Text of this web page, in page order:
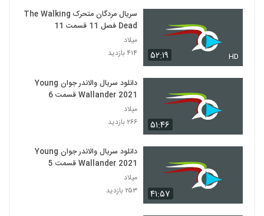
۵۲:۱۹ HD
سریال مردگان متحرک The Walking
Dead فصل 11 قسمت 11
میلاد
۴۱۴ بازدید
۵۱:۴۶
دانلود سریال والاندر جوان Young
Wallander 2021 قسمت 6
میلاد
۲۶۶ بازدید
۴۱:۵۷
دانلود سریال والاندر جوان Young
Wallander 2021 قسمت 5
میلاد
۲۵۳ بازدید